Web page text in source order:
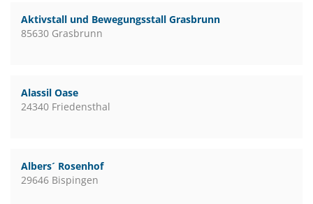
Aktivstall und Bewegungsstall Grasbrunn
85630 Grasbrunn
Alassil Oase
24340 Friedensthal
Albers´ Rosenhof
29646 Bispingen